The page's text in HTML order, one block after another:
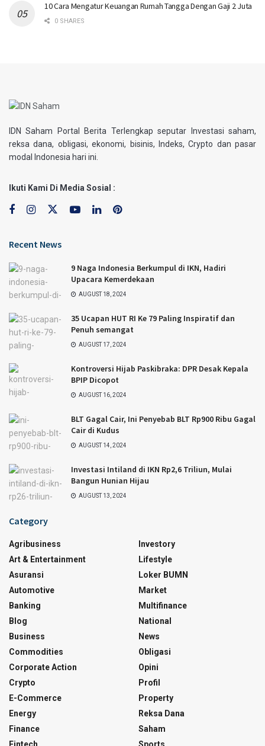
10 Cara Mengatur Keuangan Rumah Tangga Dengan Gaji 2 Juta
0 SHARES
IDN Saham Portal Berita Terlengkap seputar Investasi saham,
reksa dana, obligasi, ekonomi, bisinis, Indeks, Crypto dan pasar
modal Indonesia hari ini.
Ikuti Kami Di Media Sosial :
Recent News
9 Naga Indonesia Berkumpul di IKN, Hadiri
Upacara Kemerdekaan
AUGUST 18, 2024
35 Ucapan HUT RI Ke 79 Paling Inspiratif dan
Penuh semangat
AUGUST 17, 2024
Kontroversi Hijab Paskibraka: DPR Desak Kepala
BPIP Dicopot
AUGUST 16, 2024
BLT Gagal Cair, Ini Penyebab BLT Rp900 Ribu Gagal
Cair di Kudus
AUGUST 14, 2024
Investasi Intiland di IKN Rp2,6 Triliun, Mulai
Bangun Hunian Hijau
AUGUST 13, 2024
Category
Agribusiness
Art & Entertainment
Asuransi
Automotive
Banking
Blog
Business
Commodities
Corporate Action
Crypto
E-Commerce
Energy
Finance
Investory
Lifestyle
Loker BUMN
Market
Multifinance
National
News
Obligasi
Opini
Profil
Property
Reksa Dana
Saham